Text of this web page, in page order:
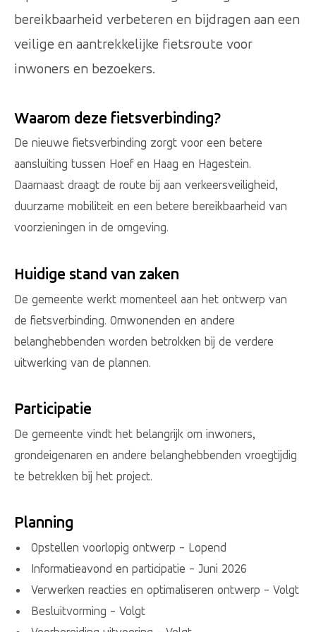
bereikbaarheid verbeteren en bijdragen aan een
veilige en aantrekkelijke fietsroute voor
inwoners en bezoekers.
Waarom deze fietsverbinding?
De nieuwe fietsverbinding zorgt voor een betere
aansluiting tussen Hoef en Haag en Hagestein.
Daarnaast draagt de route bij aan verkeersveiligheid,
duurzame mobiliteit en een betere bereikbaarheid van
voorzieningen in de omgeving.
Huidige stand van zaken
De gemeente werkt momenteel aan het ontwerp van
de fietsverbinding. Omwonenden en andere
belanghebbenden worden betrokken bij de verdere
uitwerking van de plannen.
Participatie
De gemeente vindt het belangrijk om inwoners,
grondeigenaren en andere belanghebbenden vroegtijdig
te betrekken bij het project.
Planning
Opstellen voorlopig ontwerp - Lopend
Informatieavond en participatie - Juni 2026
Verwerken reacties en optimaliseren ontwerp - Volgt
Besluitvorming - Volgt